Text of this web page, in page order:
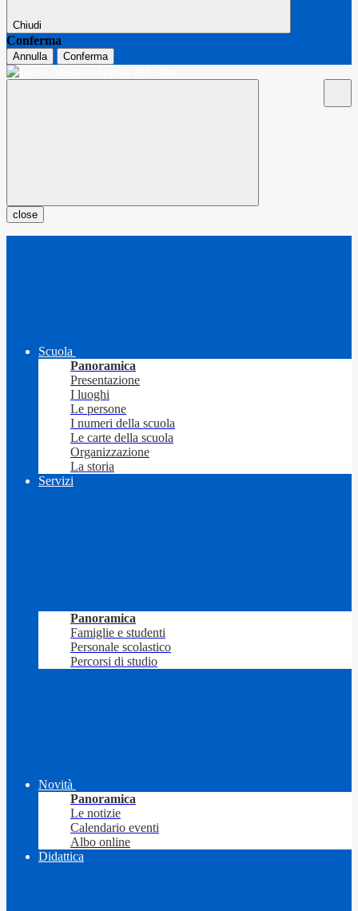
Chiudi
Conferma
Annulla Conferma
close
Scuola
Panoramica
Presentazione
I luoghi
Le persone
I numeri della scuola
Le carte della scuola
Organizzazione
La storia
Servizi
Panoramica
Famiglie e studenti
Personale scolastico
Percorsi di studio
Novità
Panoramica
Le notizie
Calendario eventi
Albo online
Didattica